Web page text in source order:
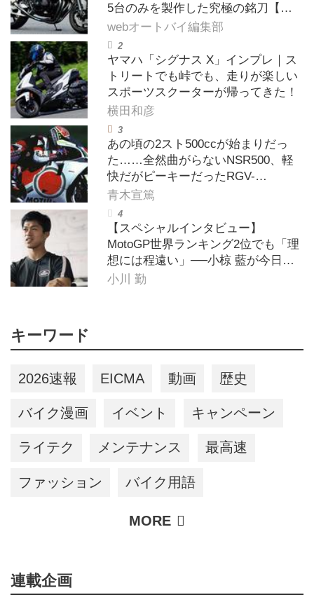
5台のみを製作した究極の銘刀【ヨ
シムラ伝】
webオートバイ編集部
ヤマハ「シグナス X」インプレ｜ス
トリートでも峠でも、走りが楽しい
スポーツスクーターが帰ってきた！
横田和彦
あの頃の2スト500ccが始まりだっ
た……全然曲がらないNSR500、軽
快だがピーキーだったRGV-
Γ500【ノブ青木のA.M.R. (アオキマ
ニアックレーシング) Vol.1】
青木宣篤
【スペシャルインタビュー】
MotoGP世界ランキング2位でも「理
想には程遠い」──小椋 藍が今日も
走り続ける理由
小川 勤
キーワード
2026速報 EICMA 動画 歴史
バイク漫画 イベント キャンペーン
ライテク メンテナンス 最高速
ファッション バイク用語
連載企画